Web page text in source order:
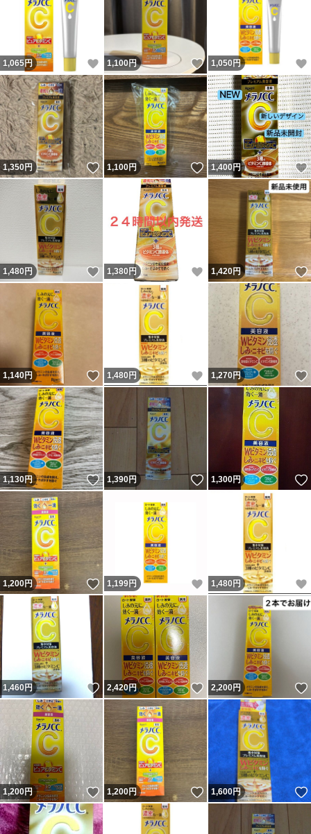
1,065円 いいね！
1,100円 いいね！
1,050 円
1,350円 いいね！
1,100円 いいね！
1,400 円
1,480円 いいね！
1,380 円 いいね！
1,420円
1,140円 いいね！
1,480 円 いいね！
1,270円
1,130円 いいね！
1,390円 いいね！
1,300円
1,200円 いいね！
1,199円 いいね！
1,480 円
1,460円 いいね！
2,420円 いいね！
2,200円
1,200円 いいね！
1,200円 いいね！
1,600円